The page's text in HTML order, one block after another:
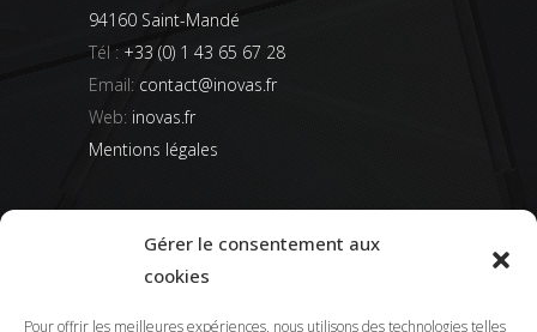
Gérer le consentement aux
cookies
Pour offrir les meilleures expériences, nous utilisons des technologies telles
94160 Saint-Mandé
Tél : +33 (0) 1 43 65 67 28
Email: contact@inovas.fr
Web: inovas.fr
Mentions légales
Valorisation d’un projet locatif de 70m2